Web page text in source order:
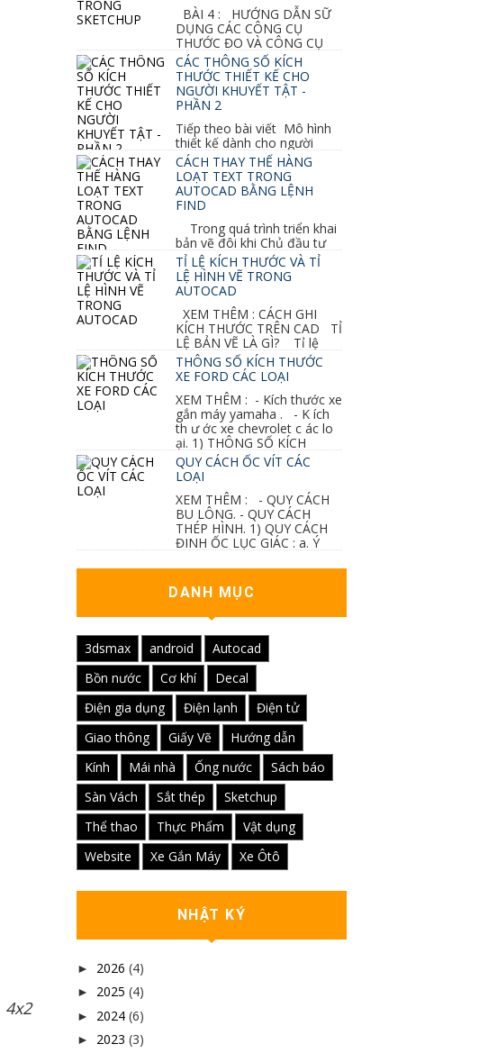
4x2
BÀI 4 : HƯỚNG DẪN SỮ
DỤNG CÁC CÔNG CỤ
THƯỚC ĐO VÀ CÔNG CỤ
GHI CHỮ 2D, 3D TRONG SKETCHUP Ở bài
học trước ta đã...
CÁC THÔNG SỐ KÍCH
THƯỚC THIẾT KẾ CHO
NGƯỜI KHUYẾT TẬT -
PHẦN 2
Tiếp theo bài viết Mô hình
thiết kế dành cho người
khuyết tật ở phần 1 chúng ta cùng tìm hiểu
thêm các vấn đề và...
CÁCH THAY THẾ HÀNG
LOẠT TEXT TRONG
AUTOCAD BẰNG LỆNH
FIND
Trong quá trình triển khai
bản vẽ đôi khi Chủ đầu tư
thay đổi thiết kế hoặc do bản vẽ mình ghi chú
sai mục nào đó...
TỈ LỆ KÍCH THƯỚC VÀ TỈ
LỆ HÌNH VẼ TRONG
AUTOCAD
XEM THÊM : CÁCH GHI
KÍCH THƯỚC TRÊN CAD TỈ
LỆ BẢN VẼ LÀ GÌ? Tỉ lệ
của hình vẽ trong bản vẽ thiết kế kiến trúc...
THÔNG SỐ KÍCH THƯỚC
XE FORD CÁC LOẠI
XEM THÊM : - Kích thước xe
gắn máy yamaha . - K ích
th ư ớc xe chevrolet c ác lo
ại. 1) THÔNG SỐ KÍCH
THƯỚC...
QUY CÁCH ỐC VÍT CÁC
LOẠI
XEM THÊM : - QUY CÁCH
BU LÔNG. - QUY CÁCH
THÉP HÌNH. 1) QUY CÁCH
ĐINH ỐC LỤC GIÁC : a. Ý
DANH MỤC
3dsmax android
Autocad
Bồn nước
Cơ khí
Decal
Điện gia dụng
Điện lạnh
Điện tử
Giao thông
Giấy Vẽ
Hướng dẫn
Kính
Mái nhà Ống nước
Sách báo
Sàn Vách
Sắt thép
Sketchup
Thể thao
Thực Phẩm
Vật dụng
Website
Xe Gắn Máy Xe Ôtô
NHẬT KÝ
► 2026 (4)
► 2025 (4)
► 2024 (6)
► 2023 (3)